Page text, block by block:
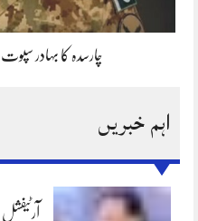
چارسدہ کا بہادر
اہم خبریں